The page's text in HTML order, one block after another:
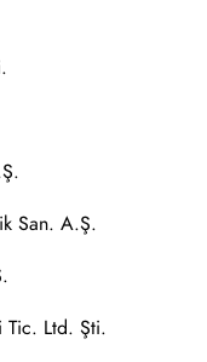
San. A.Ş.
Tic. Ltd. Şti.